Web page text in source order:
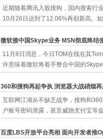
近期随着腾讯入股搜狗，国内搜索行
10月26日达到了12.06%再创新高。
微软接中国Skype业务 MSN彻底终结
11月8日消息，今日TOM在线在其
许意味着微软将着手整合中国的Skype
360和搜狗再起争执 浏览器大战硝烟
互联网江湖从不缺乏战争，搜狗和
户账号密码泄露，甚至威胁支付宝等
百度LBS开放平台亮相 面向开发者推